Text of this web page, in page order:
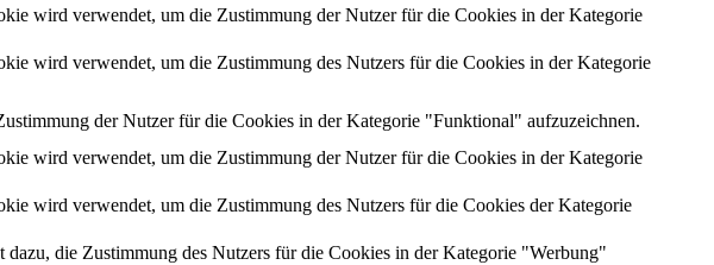
wird verwendet, um die Zustimmung der Nutzer für die Cookies in der Kategorie
wird verwendet, um die Zustimmung des Nutzers für die Cookies in der Kategorie
der Nutzer für die Cookies in der Kategorie "Funktional" aufzuzeichnen.
wird verwendet, um die Zustimmung der Nutzer für die Cookies in der Kategorie
wird verwendet, um die Zustimmung des Nutzers für die Cookies der Kategorie
die Zustimmung des Nutzers für die Cookies in der Kategorie "Werbung"